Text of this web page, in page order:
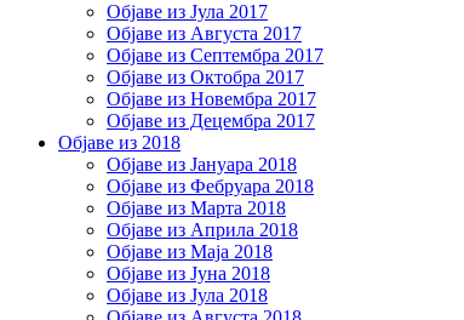
Објаве из Јула 2017
Објаве из Августа 2017
Објаве из Септембра 2017
Објаве из Октобра 2017
Објаве из Новембра 2017
Објаве из Децембра 2017
Објаве из 2018
Објаве из Јануара 2018
Објаве из Фебруара 2018
Објаве из Марта 2018
Објаве из Априла 2018
Објаве из Маја 2018
Објаве из Јуна 2018
Објаве из Јула 2018